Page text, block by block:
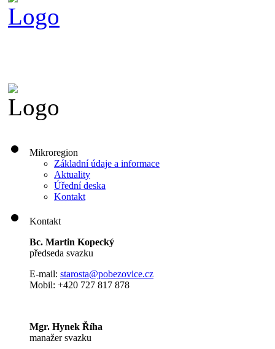
Mikroregion
Základní údaje a informace
Aktuality
Úřední deska
Kontakt
Kontakt
Bc. Martin Kopecký
předseda svazku
E-mail: starosta@pobezovice.cz
Mobil: +420 727 817 878
Mgr. Hynek Říha
manažer svazku